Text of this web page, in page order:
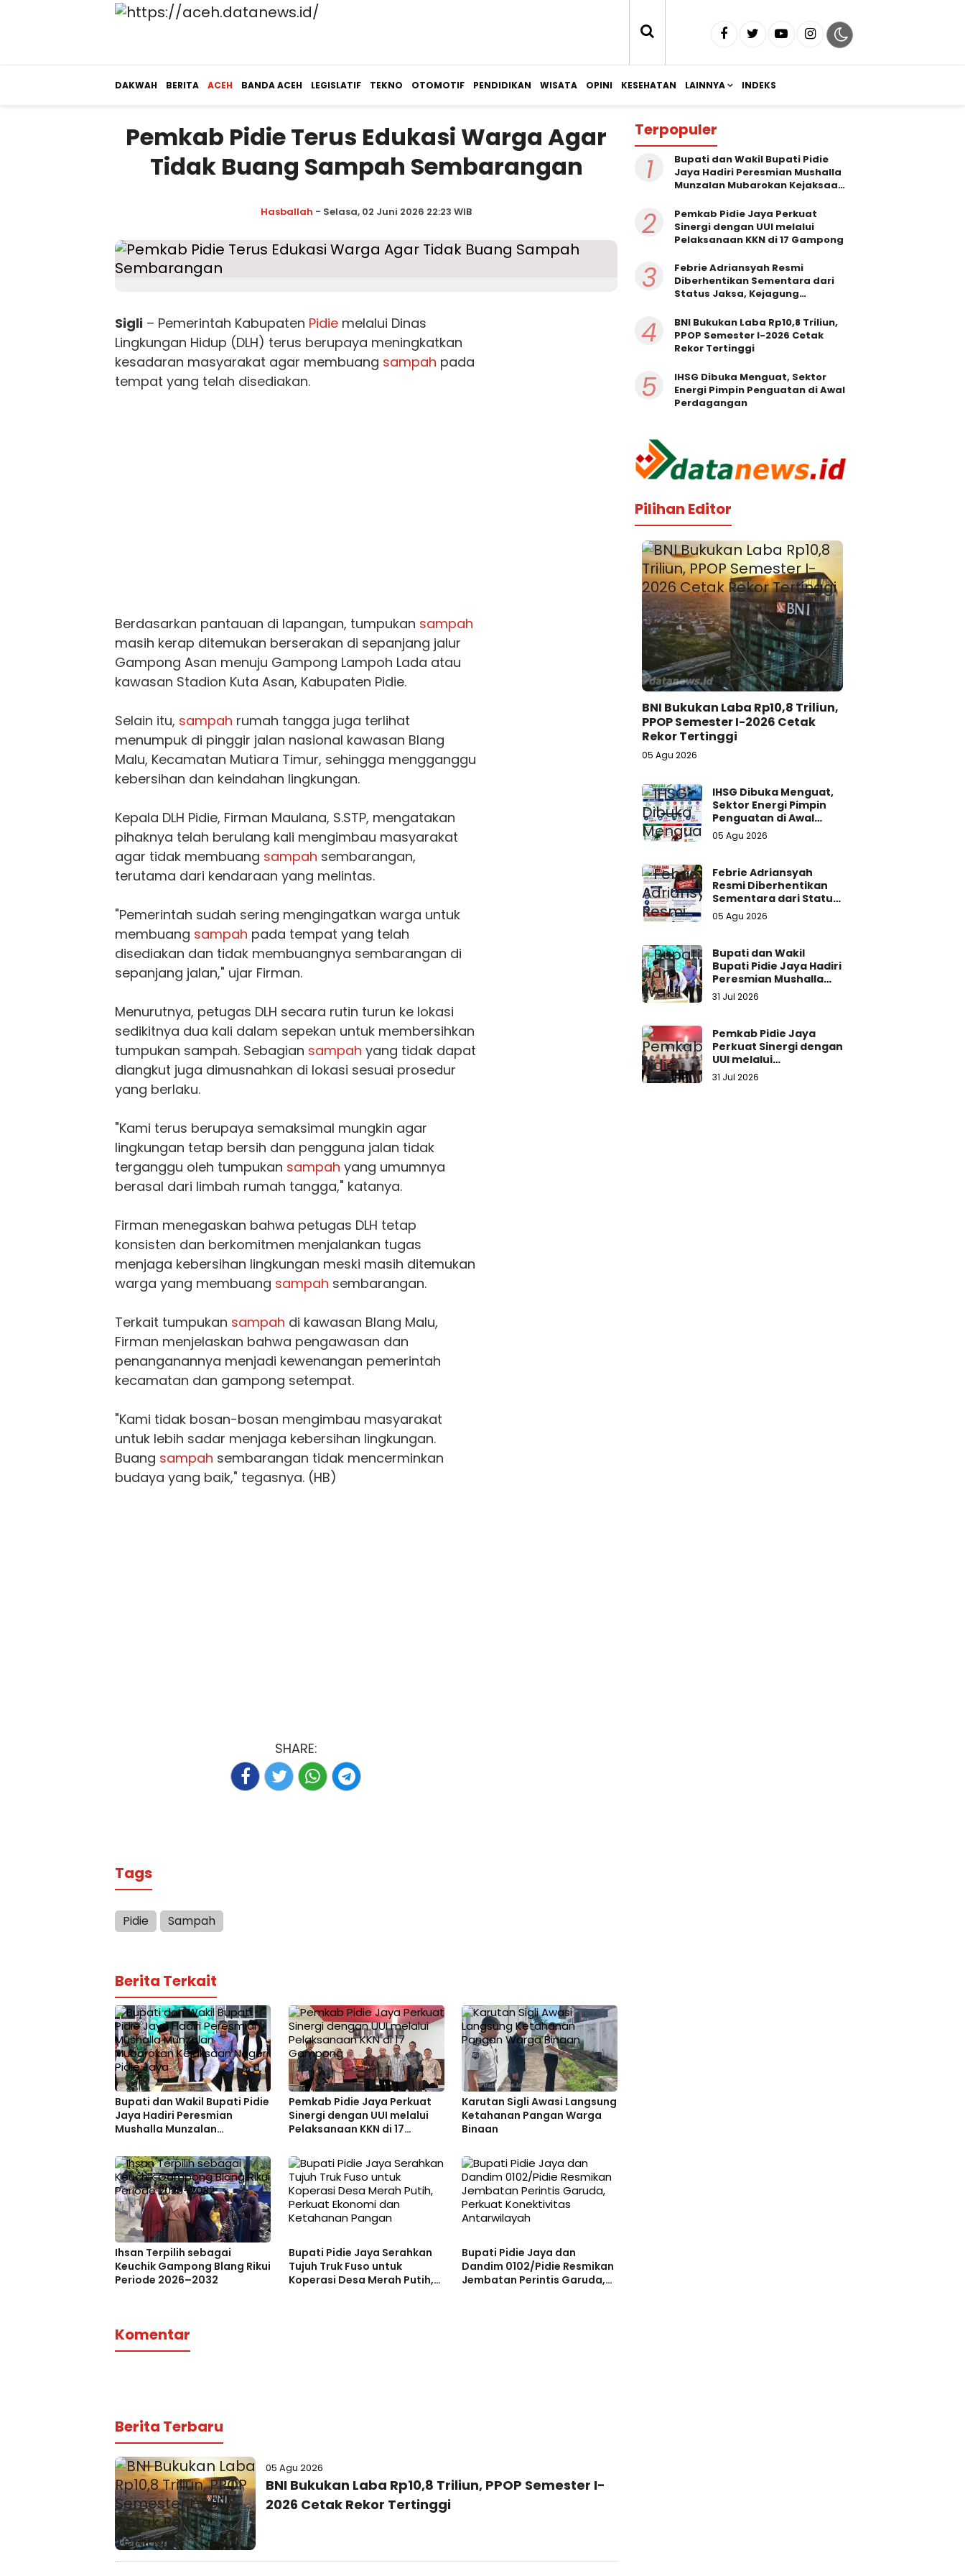
DAKWAH BERITA ACEH BANDA ACEH LEGISLATIF TEKNO OTOMOTIF PENDIDIKAN WISATA OPINI KESEHATAN LAINNYA INDEKS
Pemkab Pidie Terus Edukasi Warga Agar
Tidak Buang Sampah Sembarangan
Hasballah - Selasa, 02 Juni 2026 22:23 WIB
Sigli – Pemerintah Kabupaten Pidie melalui Dinas
Lingkungan Hidup (DLH) terus berupaya meningkatkan
kesadaran masyarakat agar membuang sampah pada
tempat yang telah disediakan.
Berdasarkan pantauan di lapangan, tumpukan sampah
masih kerap ditemukan berserakan di sepanjang jalur
Gampong Asan menuju Gampong Lampoh Lada atau
kawasan Stadion Kuta Asan, Kabupaten Pidie.
Selain itu, sampah rumah tangga juga terlihat
menumpuk di pinggir jalan nasional kawasan Blang
Malu, Kecamatan Mutiara Timur, sehingga mengganggu
kebersihan dan keindahan lingkungan.
Kepala DLH Pidie, Firman Maulana, S.STP, mengatakan
pihaknya telah berulang kali mengimbau masyarakat
agar tidak membuang sampah sembarangan,
terutama dari kendaraan yang melintas.
"Pemerintah sudah sering mengingatkan warga untuk
membuang sampah pada tempat yang telah
disediakan dan tidak membuangnya sembarangan di
sepanjang jalan," ujar Firman.
Menurutnya, petugas DLH secara rutin turun ke lokasi
sedikitnya dua kali dalam sepekan untuk membersihkan
tumpukan sampah. Sebagian sampah yang tidak dapat
diangkut juga dimusnahkan di lokasi sesuai prosedur
yang berlaku.
"Kami terus berupaya semaksimal mungkin agar
lingkungan tetap bersih dan pengguna jalan tidak
terganggu oleh tumpukan sampah yang umumnya
berasal dari limbah rumah tangga," katanya.
Firman menegaskan bahwa petugas DLH tetap
konsisten dan berkomitmen menjalankan tugas
menjaga kebersihan lingkungan meski masih ditemukan
warga yang membuang sampah sembarangan.
Terkait tumpukan sampah di kawasan Blang Malu,
Firman menjelaskan bahwa pengawasan dan
penanganannya menjadi kewenangan pemerintah
kecamatan dan gampong setempat.
"Kami tidak bosan-bosan mengimbau masyarakat
untuk lebih sadar menjaga kebersihan lingkungan.
Buang sampah sembarangan tidak mencerminkan
budaya yang baik," tegasnya. (HB)
SHARE:
Tags
Pidie Sampah
Berita Terkait
Bupati dan Wakil Bupati Pidie
Jaya Hadiri Peresmian
Mushalla Munzalan
Pidie Jaya
Pemkab Pidie Jaya Perkuat
Sinergi dengan UUI melalui
Pelaksanaan KKN di 17
Karutan Sigli Awasi Langsung
Ketahanan Pangan Warga
Binaan
Ihsan Terpilih sebagai
Keuchik Gampong Blang Rikui
Periode 2026–2032
Bupati Pidie Jaya Serahkan
Tujuh Truk Fuso untuk
Koperasi Desa Merah Putih,
Bupati Pidie Jaya dan
Dandim 0102/Pidie Resmikan
Jembatan Perintis Garuda,
Komentar
Berita Terbaru
05 Agu 2026
BNI Bukukan Laba Rp10,8 Triliun, PPOP Semester I-
2026 Cetak Rekor Tertinggi
Terpopuler
1
Bupati dan Wakil Bupati Pidie
Jaya Hadiri Peresmian Mushalla
Munzalan Mubarokan Kejaksaan
2
Pemkab Pidie Jaya Perkuat
Sinergi dengan UUI melalui
Pelaksanaan KKN di 17 Gampong
3
Febrie Adriansyah Resmi
Diberhentikan Sementara dari
Status Jaksa, Kejagung
4
BNI Bukukan Laba Rp10,8 Triliun,
PPOP Semester I-2026 Cetak
Rekor Tertinggi
5
IHSG Dibuka Menguat, Sektor
Energi Pimpin Penguatan di Awal
Perdagangan
Pilihan Editor
BNI Bukukan Laba Rp10,8 Triliun,
PPOP Semester I-2026 Cetak
Rekor Tertinggi
05 Agu 2026
IHSG Dibuka Menguat,
Sektor Energi Pimpin
Penguatan di Awal
Perdagangan
05 Agu 2026
Febrie Adriansyah
Resmi Diberhentikan
Sementara dari Status
Jaksa, Kejagung
Persilakan Ajukan
05 Agu 2026
Bupati dan Wakil
Bupati Pidie Jaya Hadiri
Peresmian Mushalla
Munzalan Mubarokan
31 Jul 2026
Pemkab Pidie Jaya
Perkuat Sinergi dengan
UUI melalui
Pelaksanaan KKN di 17
31 Jul 2026